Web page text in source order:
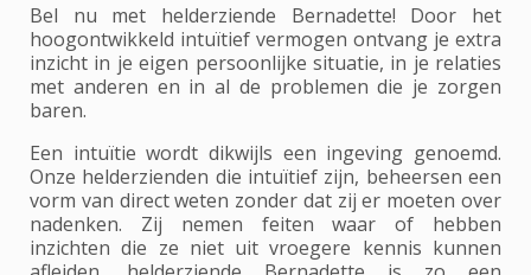
Bel nu met helderziende Bernadette! Door het
hoogontwikkeld intuïtief vermogen ontvang je extra
inzicht in je eigen persoonlijke situatie, in je relaties
met anderen en in al de problemen die je zorgen
baren.
Een intuïtie wordt dikwijls een ingeving genoemd.
Onze helderzienden die intuïtief zijn, beheersen een
vorm van direct weten zonder dat zij er moeten over
nadenken. Zij nemen feiten waar of hebben
inzichten die ze niet uit vroegere kennis kunnen